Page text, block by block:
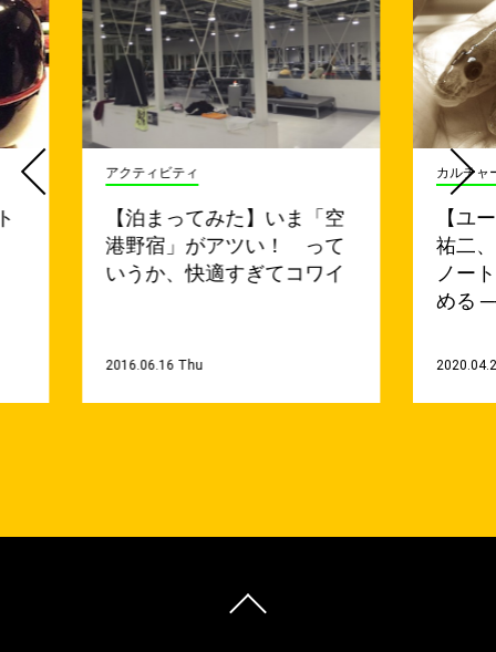
アクティビティ
【泊まってみた】いま「空
港野宿」がアツい！ って
いうか、快適すぎてコワイ
2016.06.16 Thu
カルチャ
【ユ
祐二
ノー
める